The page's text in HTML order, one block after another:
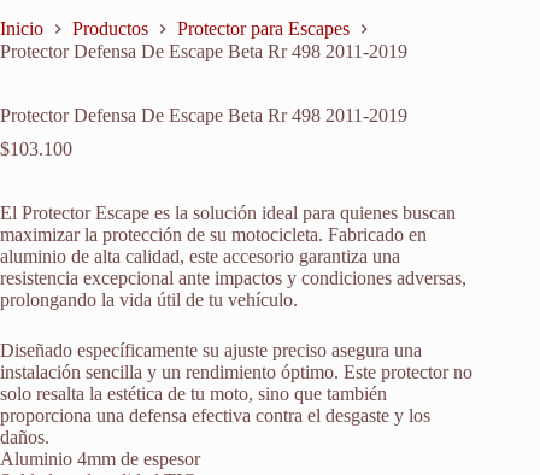
Inicio Productos
Protector para Escapes
Protector Defensa De Escape Beta Rr 498 2011-2019
Protector Defensa De Escape Beta Rr 498 2011-2019
$103.100
El Protector Escape es la solución ideal para quienes buscan
maximizar la protección de su motocicleta. Fabricado en
aluminio de alta calidad, este accesorio garantiza una
resistencia excepcional ante impactos y condiciones adversas,
prolongando la vida útil de tu vehículo.
Diseñado específicamente su ajuste preciso asegura una
instalación sencilla y un rendimiento óptimo. Este protector no
solo resalta la estética de tu moto, sino que también
proporciona una defensa efectiva contra el desgaste y los
daños.
Aluminio 4mm de espesor